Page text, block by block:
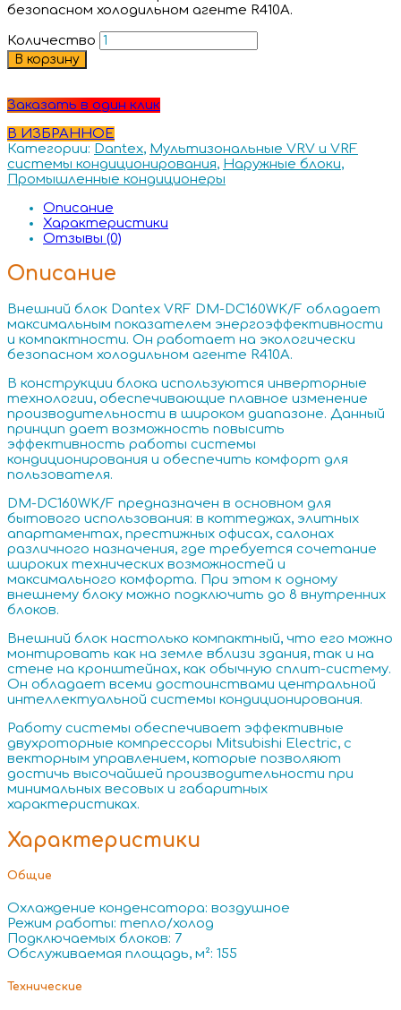
безопасном холодильном агенте R410А.
Количество
В корзину
Заказать в один клик
В ИЗБРАННОЕ
Категории: Dantex, Мультизональные VRV и VRF
системы кондиционирования, Наружные блоки,
Промышленные кондиционеры
Описание
Характеристики
Отзывы (0)
Описание
Внешний блок Dantex VRF DM-DC160WK/F обладает
максимальным показателем энергоэффективности
и компактности. Он работает на экологически
безопасном холодильном агенте R410А.
В конструкции блока используются инверторные
технологии, обеспечивающие плавное изменение
производительности в широком диапазоне. Данный
принцип дает возможность повысить
эффективность работы системы
кондиционирования и обеспечить комфорт для
пользователя.
DM-DC160WK/F предназначен в основном для
бытового использования: в коттеджах, элитных
апартаментах, престижных офисах, салонах
различного назначения, где требуется сочетание
широких технических возможностей и
максимального комфорта. При этом к одному
внешнему блоку можно подключить до 8 внутренних
блоков.
Внешний блок настолько компактный, что его можно
монтировать как на земле вблизи здания, так и на
стене на кронштейнах, как обычную сплит-систему.
Он обладает всеми достоинствами центральной
интеллектуальной системы кондиционирования.
Работу системы обеспечивает эффективные
двухроторные компрессоры Mitsubishi Electric, с
векторным управлением, которые позволяют
достичь высочайшей производительности при
минимальных весовых и габаритных
характеристиках.
Характеристики
Общие
Охлаждение конденсатора: воздушное
Режим работы: тепло/холод
Подключаемых блоков: 7
Обслуживаемая площадь, м²: 155
Технические